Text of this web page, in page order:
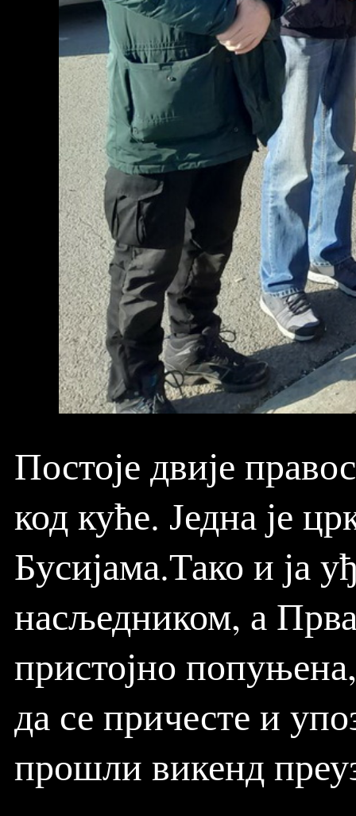
Постоје двије
код куће. Једна је
Бусијама.Тако и ја
насљедником, а
пристојно
да се причесте и
прошли викенд